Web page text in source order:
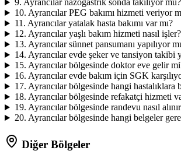
9. Ayrancılar nazogastrik sonda takılıyor mu?
10. Ayrancılar PEG bakımı hizmeti veriyor
11 . Ayrancılar yatalak hasta bakımı var mı?
12. Ayrancılar yaşlı bakım hizmeti nasıl işler?
13. Ayrancılar sünnet pansumanı yapılıyor
14. Ayrancılar evde şeker ve tansiyon takibi
15. Ayrancılar bölgesinde doktor eve gelir
16. Ayrancılar evde bakım için SGK
17. Ayrancılar bölgesinde hangi hastalıklara
18. Ayrancılar bölgesinde refakatçi hizmeti
19. Ayrancılar bölgesinde randevu nasıl
20. Ayrancılar bölgesinde hangi belgeler
Diğer Bölgeler